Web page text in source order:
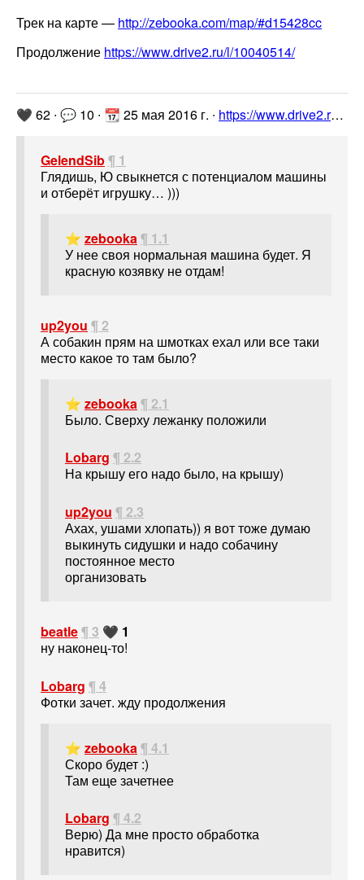
Трек на карте — http://zebooka.com/map/#d15428cc
Продолжение https://www.drive2.ru/l/10040514/
🖤 62 ∙ 💬 10 ∙ 📆 25 мая 2016 г. ∙ https://www.drive2.ru/l/10036377/
GelendSib¶ 1
Глядишь, Ю свыкнется с потенциалом машины
и отберёт игрушку… )))
⭐ zebooka¶ 1.1
У нее своя нормальная машина будет. Я
красную козявку не отдам!
up2you ¶ 2
А собакин прям на шмотках ехал или все таки
место какое то там было?
⭐ zebooka¶ 2.1
Было. Сверху лежанку положили
Lobarg ¶ 2.2
На крышу его надо было, на крышу)
up2you ¶ 2.3
Ахах, ушами хлопать)) я вот тоже думаю
выкинуть сидушки и надо собачину
постоянное место
организовать
beatle¶ 3 🖤 1
ну наконец-то!
Lobarg ¶ 4
Фотки зачет. жду продолжения
⭐ zebooka ¶ 4.1
Скоро будет :)
Там еще зачетнее
Lobarg ¶ 4.2
Верю) Да мне просто обработка
нравится)